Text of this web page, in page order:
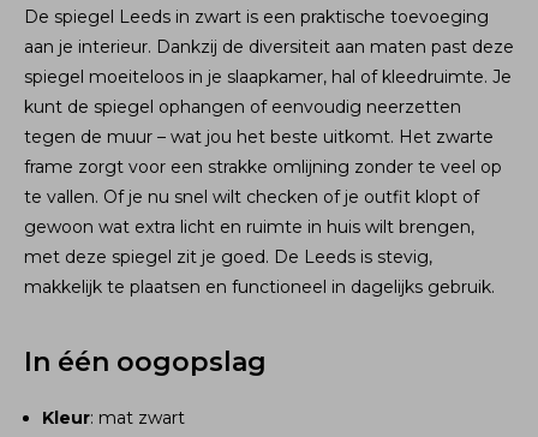
De spiegel Leeds in zwart is een praktische toevoeging
aan je interieur. Dankzij de diversiteit aan maten past deze
spiegel moeiteloos in je slaapkamer, hal of kleedruimte. Je
kunt de spiegel ophangen of eenvoudig neerzetten
tegen de muur – wat jou het beste uitkomt. Het zwarte
frame zorgt voor een strakke omlijning zonder te veel op
te vallen. Of je nu snel wilt checken of je outfit klopt of
gewoon wat extra licht en ruimte in huis wilt brengen,
met deze spiegel zit je goed. De Leeds is stevig,
makkelijk te plaatsen en functioneel in dagelijks gebruik.
In één oogopslag
Kleur: mat zwart